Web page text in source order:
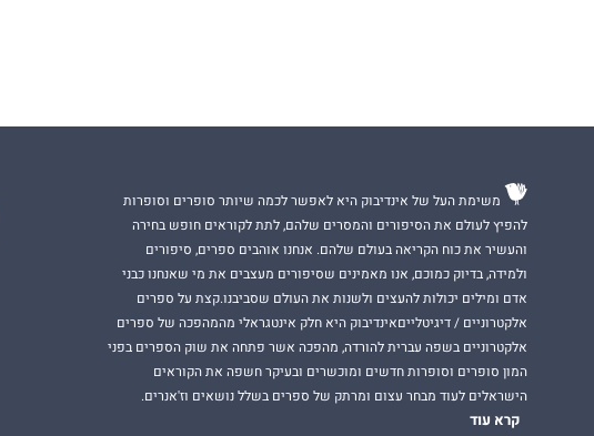
משימת העל של אינדיבוק היא לאפשר לכמה שיותר סופרים וסופרות
להפיץ לעולם את הסיפורים והמסרים שלהם, לתת לקוראים חופש בחירה
והעשיר את כוח הקריאה בעולם שלהם. אנחנו אוהבים ספרים, סיפורים
ולמידה, בדיוק כמוכם, אנו מאמינים שסיפורים מעצבים את מי שאנחנו כבני
אדם ומילים יכולות להעצים ולשנות את העולם שסביבנו.קצת על ספרים
אלקטרוניים / דיגיטלייםאינדיבוק היא חלק אינטגראלי מהמהפכה של ספרים
אלקטרוניים בשפה עברית להורדה, מהפכה אשר פתחה את שוק הספרים בפני
המון סופרים וסופרות חדשים ומוכשרים ובעיקר חשפה את הקוראים
הישראלים לעוד מבחר עצום ומרתק של ספרים בשלל נושאים וז'אנרים.
קרא עוד